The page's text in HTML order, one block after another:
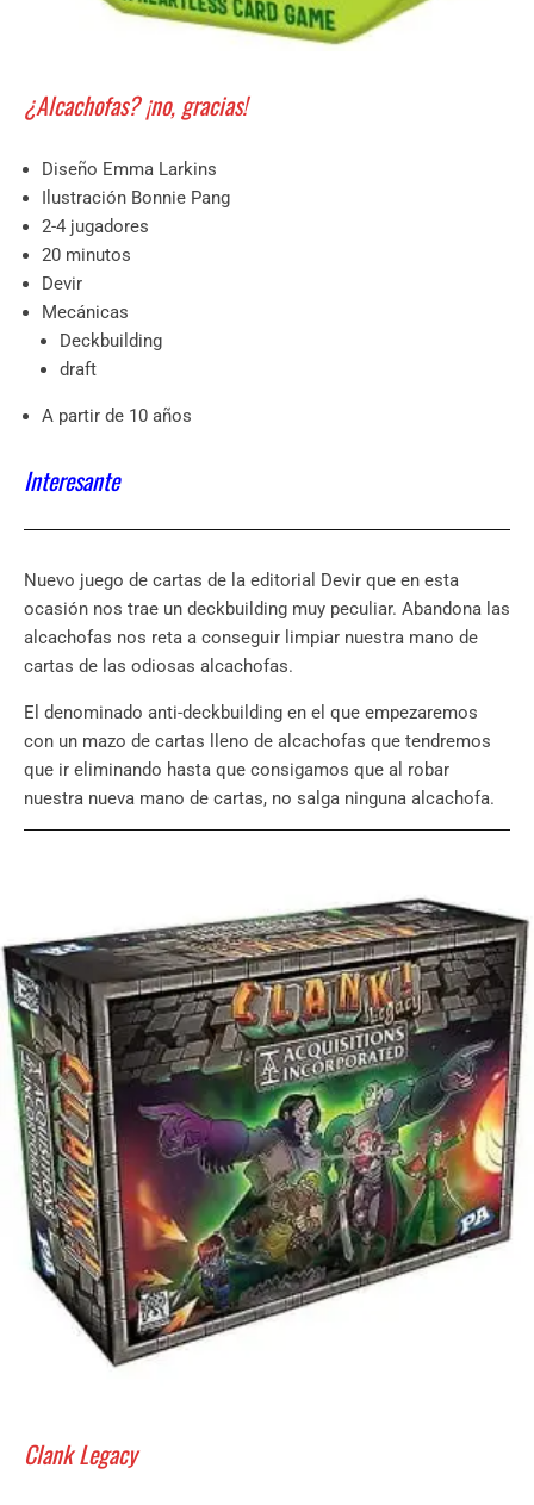
¿Alcachofas? ¡no, gracias!
Diseño Emma Larkins
Ilustración Bonnie Pang
2-4 jugadores
20 minutos
Devir
Mecánicas
Deckbuilding
draft
A partir de 10 años
Interesante
Nuevo juego de cartas de la editorial Devir que en esta
ocasión nos trae un deckbuilding muy peculiar. Abandona las
alcachofas nos reta a conseguir limpiar nuestra mano de
cartas de las odiosas alcachofas.
El denominado anti-deckbuilding en el que empezaremos
con un mazo de cartas lleno de alcachofas que tendremos
que ir eliminando hasta que consigamos que al robar
nuestra nueva mano de cartas, no salga ninguna alcachofa.
Clank Legacy